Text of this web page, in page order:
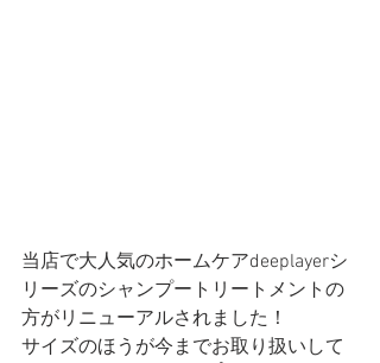
当店で大人気のホームケアdeeplayerシ
リーズのシャンプートリートメントの
方がリニューアルされました！
サイズのほうが今までお取り扱いして